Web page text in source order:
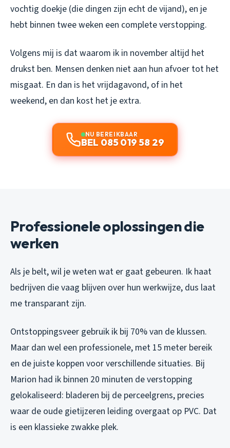
vochtig doekje (die dingen zijn echt de vijand), en je
hebt binnen twee weken een complete verstopping.
Volgens mij is dat waarom ik in november altijd het
drukst ben. Mensen denken niet aan hun afvoer tot het
misgaat. En dan is het vrijdagavond, of in het
weekend, en dan kost het je extra.
NU BEREIKBAAR
BEL 085 019 58 29
Professionele oplossingen die
werken
Als je belt, wil je weten wat er gaat gebeuren. Ik haat
bedrijven die vaag blijven over hun werkwijze, dus laat
me transparant zijn.
Ontstoppingsveer gebruik ik bij 70% van de klussen.
Maar dan wel een professionele, met 15 meter bereik
en de juiste koppen voor verschillende situaties. Bij
Marion had ik binnen 20 minuten de verstopping
gelokaliseerd: bladeren bij de perceelgrens, precies
waar de oude gietijzeren leiding overgaat op PVC. Dat
is een klassieke zwakke plek.